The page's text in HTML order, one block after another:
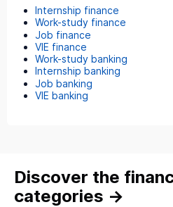
Internship finance
Work-study finance
Job finance
VIE finance
Work-study banking
Internship banking
Job banking
VIE banking
Discover the
categories →